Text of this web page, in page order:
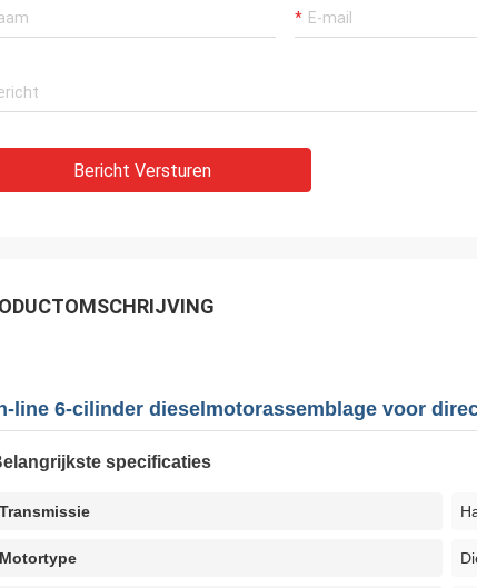
Bericht Versturen
line 6-cilinder dieselmotorassemblage voor
specificaties
Transmissie
Motortype